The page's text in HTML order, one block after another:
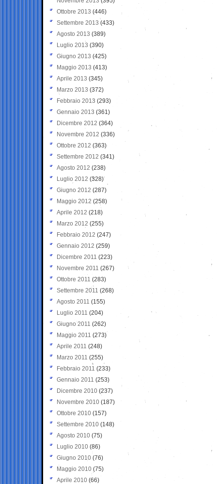
Ottobre 2013 (446)
Settembre 2013 (433)
Agosto 2013 (389)
Luglio 2013 (390)
Giugno 2013 (425)
Maggio 2013 (413)
Aprile 2013 (345)
Marzo 2013 (372)
Febbraio 2013 (293)
Gennaio 2013 (361)
Dicembre 2012 (364)
Novembre 2012 (336)
Ottobre 2012 (363)
Settembre 2012 (341)
Agosto 2012 (238)
Luglio 2012 (328)
Giugno 2012 (287)
Maggio 2012 (258)
Aprile 2012 (218)
Marzo 2012 (255)
Febbraio 2012 (247)
Gennaio 2012 (259)
Dicembre 2011 (223)
Novembre 2011 (267)
Ottobre 2011 (283)
Settembre 2011 (268)
Agosto 2011 (155)
Luglio 2011 (204)
Giugno 2011 (262)
Maggio 2011 (273)
Aprile 2011 (248)
Marzo 2011 (255)
Febbraio 2011 (233)
Gennaio 2011 (253)
Dicembre 2010 (237)
Novembre 2010 (187)
Ottobre 2010 (157)
Settembre 2010 (148)
Agosto 2010 (75)
Luglio 2010 (86)
Giugno 2010 (76)
Maggio 2010 (75)
Aprile 2010 (66)